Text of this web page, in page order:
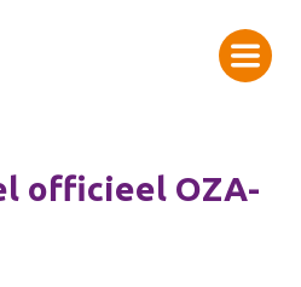
officieel OZA-